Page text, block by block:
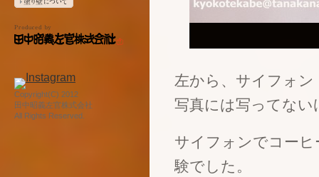
Copyright(C) 2012
田中昭義左官株式会社
All Rights Reserved.
左から、サイフォ
写真には写ってな
サイフォンでコー
験でした。